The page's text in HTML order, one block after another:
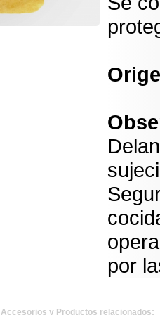
por
Accesorios y Productos relacionados: